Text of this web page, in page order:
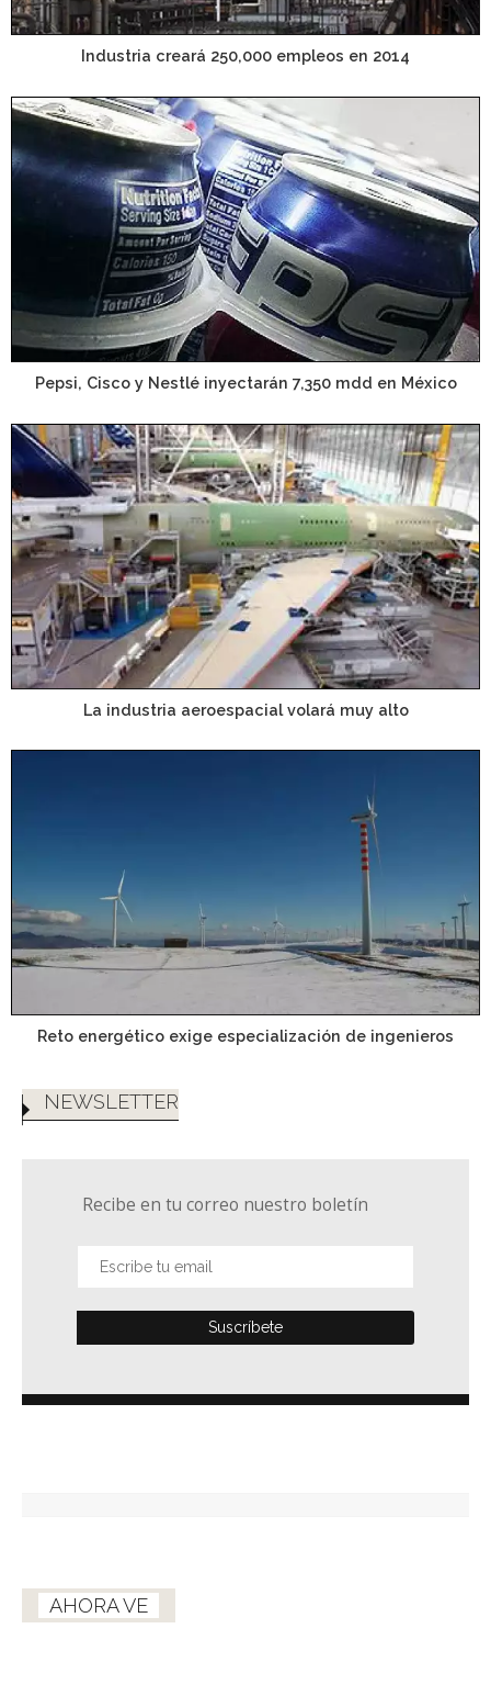
Industria creará 250,000 empleos en 2014
Pepsi, Cisco y Nestlé inyectarán 7,350 mdd en México
La industria aeroespacial volará muy alto
Reto energético exige especialización de ingenieros
NEWSLETTER
Recibe en tu correo nuestro boletín
AHORA VE